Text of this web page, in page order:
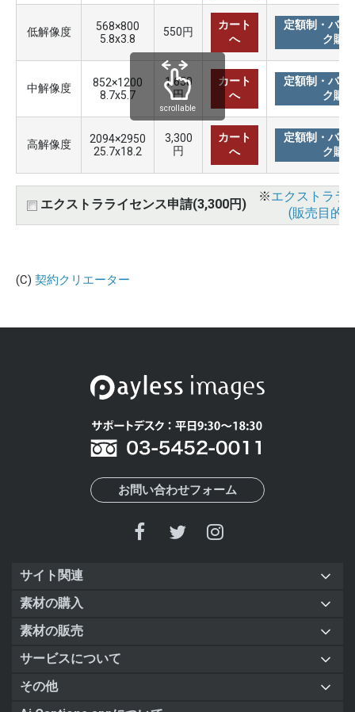
低解像度
568×800
5.8x3.8
550円
カート
へ
定額制・バリ
ク購入
中解像度
852×1200
8.7x5.7
1,650
円
カート
へ
定額制・バリ
ク購入
高解像度
2094×2950
25.7x18.2
3,300
円
カート
へ
定額制・バリ
ク購入
エクストラライセンス申請(3,300円)
※エクストララ
(販売目的
scrollable
(C) 契約クリエーター
お問い合わせフォーム
サイト関連
素材の購入
素材の販売
サービスについて
その他